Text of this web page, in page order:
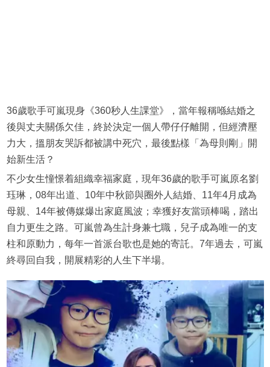
36歲歌手可嵐現身《360秒人生課堂》，當年報稱喺結婚之
後與丈夫關係欠佳，終於決定一個人帶仔仔離開，但經濟壓
力大，搵朋友哭訴都被講中死穴，最後點樣「為母則剛」開
始新生活？
不少女生憧憬着組織幸福家庭，現年36歲的歌手可嵐原名劉
珏琳，08年出道、10年中秋節與圈外人結婚、11年4月成為
母親、14年被傳媒爆出家庭風波；幸獲好友當頭棒喝，踏出
自力更生之路。可嵐曾為生計身兼七職，兒子成為唯一的支
柱和原動力，每年一首派台歌也是她的寄託。7年過去，可嵐
終尋回自我，開展精彩的人生下半場。